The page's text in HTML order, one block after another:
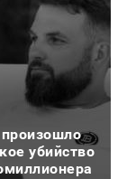
убийство